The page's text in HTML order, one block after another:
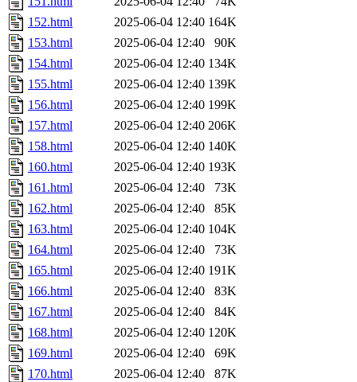
152.html
2025-06-04 12:40 164K
153.html
2025-06-04 12:40
90K
154.html
2025-06-04 12:40 134K
155.html
2025-06-04 12:40 139K
156.html
2025-06-04 12:40 199K
157.html
2025-06-04 12:40 206K
158.html
2025-06-04 12:40 140K
160.html
2025-06-04 12:40 193K
161.html
2025-06-04 12:40
73K
162.html
2025-06-04 12:40
85K
163.html
2025-06-04 12:40 104K
164.html
2025-06-04 12:40
73K
165.html
2025-06-04 12:40 191K
166.html
2025-06-04 12:40
83K
167.html
2025-06-04 12:40
84K
168.html
2025-06-04 12:40 120K
169.html
2025-06-04 12:40
69K
170.html
2025-06-04 12:40
87K